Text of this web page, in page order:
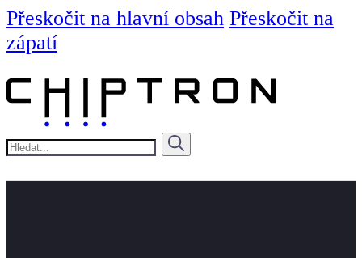
Přeskočit na hlavní obsah Přeskočit na
zápatí
Hledat